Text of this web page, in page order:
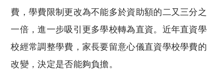
費，學費限制更改為不能多於資助額的二又三分之
一倍，進一步吸引更多學校轉為直資。近年直資學
校經常調整學費，家長要留意心儀直資學校學費的
改變，決定是否能夠負擔。